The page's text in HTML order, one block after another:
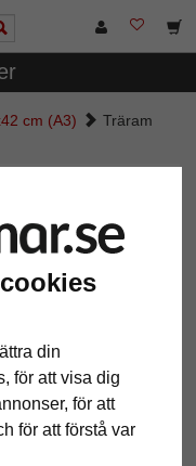
din
för att visa dig
för att
för att förstå var
cm (A3)
Träram